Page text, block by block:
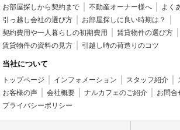
お部屋探しから契約まで 不動産オーナー様へ よく
引っ越し会社の選び方
お部屋探しに良い時期は？
契約費用や一人暮らしの初期費用
賃貸物件の選び方
賃貸物件の資料の見方
引越し時の荷造りのコツ
当社について
トップページ インフォメーション スタッフ紹介
お客様の声
会社概要 ナルカフェのご紹介
お問合
プライバシーポリシー